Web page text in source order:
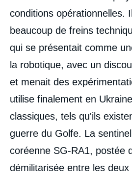
conditions opérationnelles.
beaucoup de freins
qui se présentait comme
la robotique, avec un
et menait des
utilise finalement en
classiques, tels qu'ils
guerre du Golfe. La
coréenne SG-RA1, postée
démilitarisée entre les